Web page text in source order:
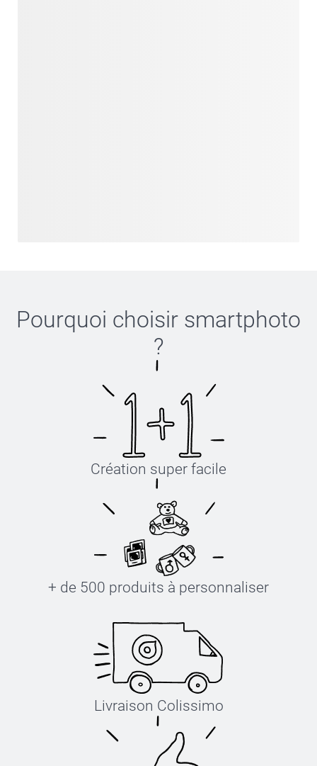
Pourquoi choisir smartphoto
?
Création super facile
+ de 500 produits à personnaliser
Livraison Colissimo